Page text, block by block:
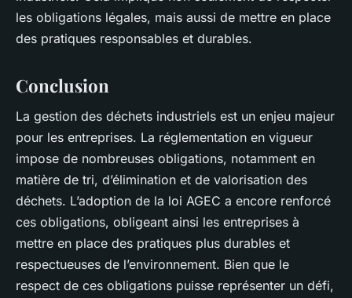
les obligations légales, mais aussi de mettre en place
des pratiques responsables et durables.
Conclusion
La gestion des déchets industriels est un enjeu majeur
pour les entreprises. La réglementation en vigueur
impose de nombreuses obligations, notamment en
matière de tri, d’élimination et de valorisation des
déchets. L’adoption de la loi AGEC a encore renforcé
ces obligations, obligeant ainsi les entreprises à
mettre en place des pratiques plus durables et
respectueuses de l’environnement. Bien que le
respect de ces obligations puisse représenter un défi,